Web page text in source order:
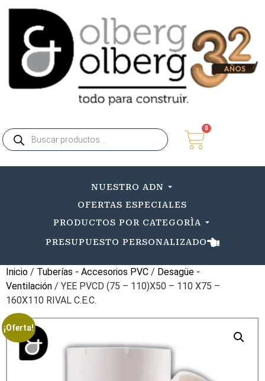
0
NUESTRO ADN
OFERTAS ESPECIALES
PRODUCTOS POR CATEGORÌA
PRESUPUESTO PERSONALIZADO
Inicio / Tuberías - Accesorios PVC / Desagüe -
Ventilación / YEE PVCD (75 – 110)X50 – 110 X75 –
160X110 RIVAL C.E.C.
¡Oferta!